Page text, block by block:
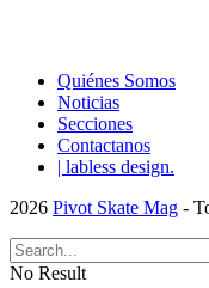
Quiénes Somos
Noticias
Secciones
Contactanos
| labless design.
2026 Pivot Skate Mag -
No Result